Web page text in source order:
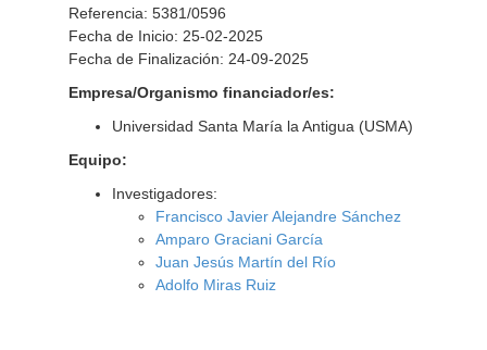
Referencia: 5381/0596
Fecha de Inicio: 25-02-2025
Fecha de Finalización: 24-09-2025
Empresa/Organismo financiador/es:
Universidad Santa María la Antigua (USMA)
Equipo:
Investigadores:
Francisco Javier Alejandre Sánchez
Amparo Graciani García
Juan Jesús Martín del Río
Adolfo Miras Ruiz